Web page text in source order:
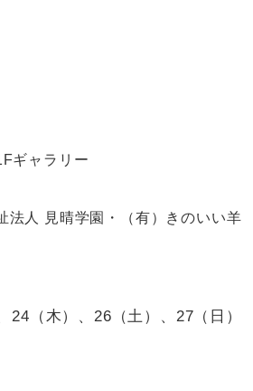
ギャラリー
法人 見晴学園・（有）きのいい羊
（木）、26（土）、27（日）